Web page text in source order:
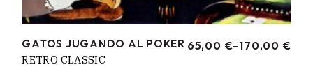
GATOS JUGANDO AL POKER 65,00 €-170,00 €
RANGO
RETRO CLASSIC